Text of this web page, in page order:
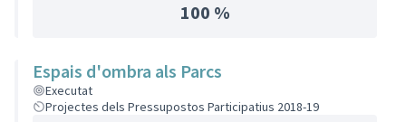
100 %
Espais d'ombra als Parcs
Executat
Projectes dels Pressupostos Participatius 2018-19